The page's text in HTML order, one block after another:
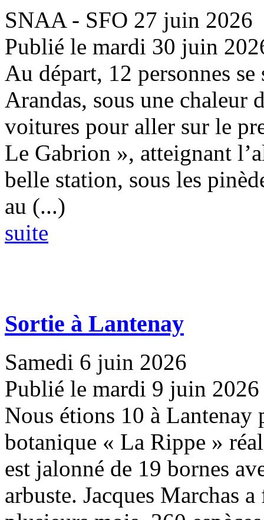
SNAA - SFO 27 juin 2026
Publié le mardi 30 juin
Au départ, 12 personnes
Arandas, sous une chaleur
voitures pour aller sur le
Le Gabrion », atteignant
belle station, sous les
au (...)
suite
Sortie à Lantenay
Samedi 6 juin 2026
Publié le mardi 9 juin 2026
Nous étions 10 à Lantenay
botanique « La Rippe »
est jalonné de 19 bornes
arbuste. Jacques Marchas